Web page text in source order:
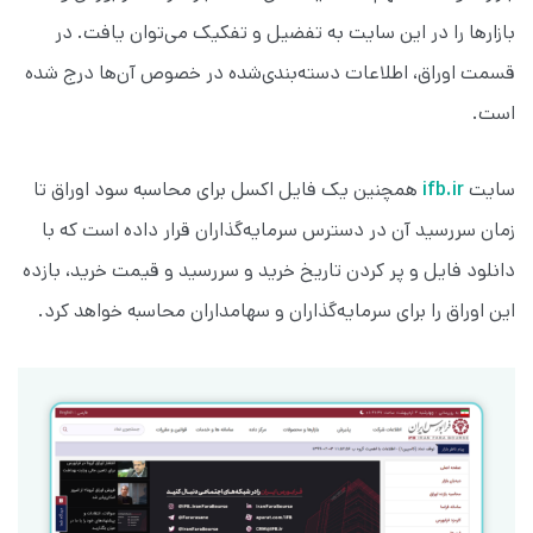
بازارها را در این سایت به تفضیل و تفکیک می‌توان یافت. در
قسمت اوراق، اطلاعات دسته‌بندی‌شده در خصوص آن‌ها درج شده
است.
سایتifb.ir همچنین یک فایل اکسل برای محاسبه سود اوراق تا
زمان سررسید آن در دسترس سرمایه‌گذاران قرار داده‌ است که با
دانلود فایل و پر کردن تاریخ خرید و سررسید و قیمت خرید، بازده
این اوراق را برای سرمایه‌گذاران و سهامداران محاسبه خواهد کرد.